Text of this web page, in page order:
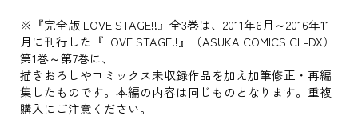
※『完全版 LOVE STAGE!!』全3巻は、2011年6月～2016年11
月に刊行した『LOVE STAGE!!』（ASUKA COMICS CL-DX）
第1巻～第7巻に、
描きおろしやコミックス未収録作品を加え加筆修正・再編
集したものです。本編の内容は同じものとなります。重複
購入にご注意ください。